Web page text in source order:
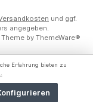
und ggf.
angegeben.
by ThemeWare®
Erfahrung bieten zu